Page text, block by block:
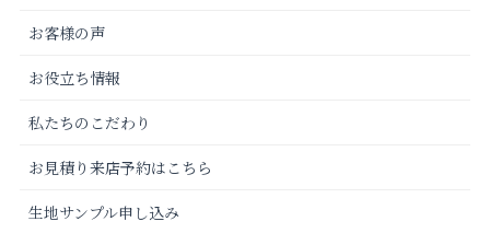
お客様の声
お役立ち情報
私たちのこだわり
お見積り来店予約はこちら
生地サンプル申し込み